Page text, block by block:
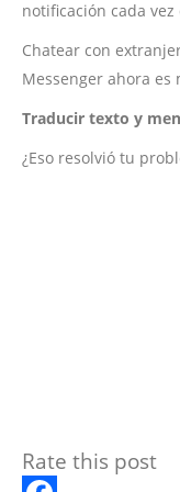
notificación cada vez
Chatear con
Messenger ahora es
Traducir texto y
¿Eso resolvió tu
Rate this post